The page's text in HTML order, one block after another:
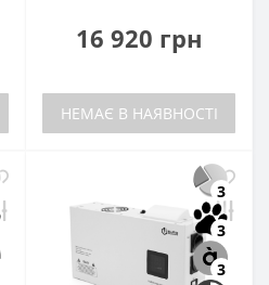
16 920 грн
НЕМАЄ В НАЯВНОСТІ
3
3
3